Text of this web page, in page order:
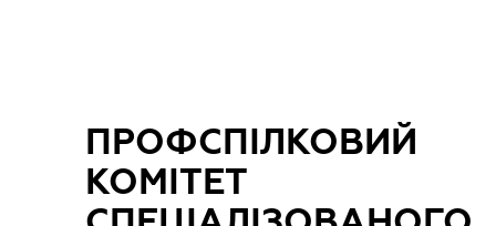
ПРОФСПІЛКОВИЙ
КОМІТЕТ